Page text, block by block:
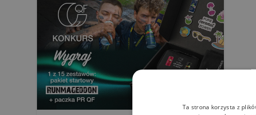
Ta strona korzysta z